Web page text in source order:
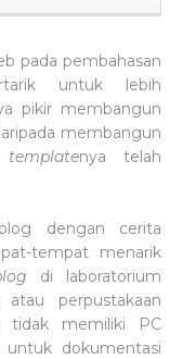
pada pembahasan
untuk lebih
pikir membangun
membangun
templatenya telah
dengan cerita
tempat menarik
di laboratorium
perpustakaan
tidak memiliki PC
untuk dokumentasi